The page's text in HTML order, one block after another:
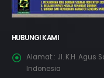
HUBUNGI KAMI
Alamat:: Jl. K.H. Agus
Indonesia